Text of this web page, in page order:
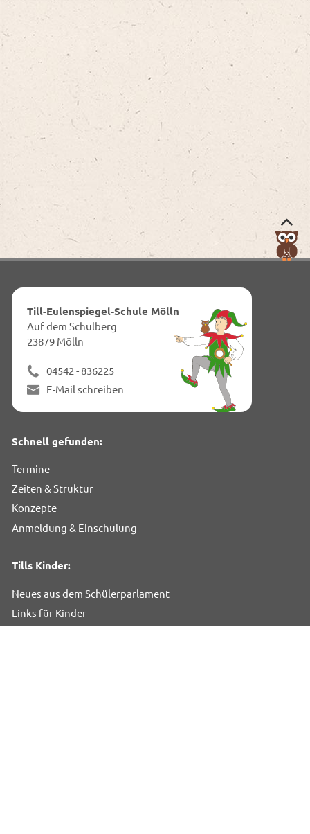
Till-Eulenspiegel-Schule Mölln
Auf dem Schulberg
23879 Mölln
04542 - 836225
E-Mail schreiben
Schnell gefunden:
Termine
Zeiten & Struktur
Konzepte
Anmeldung & Einschulung
Tills Kinder:
Neues aus dem Schülerparlament
Links für Kinder